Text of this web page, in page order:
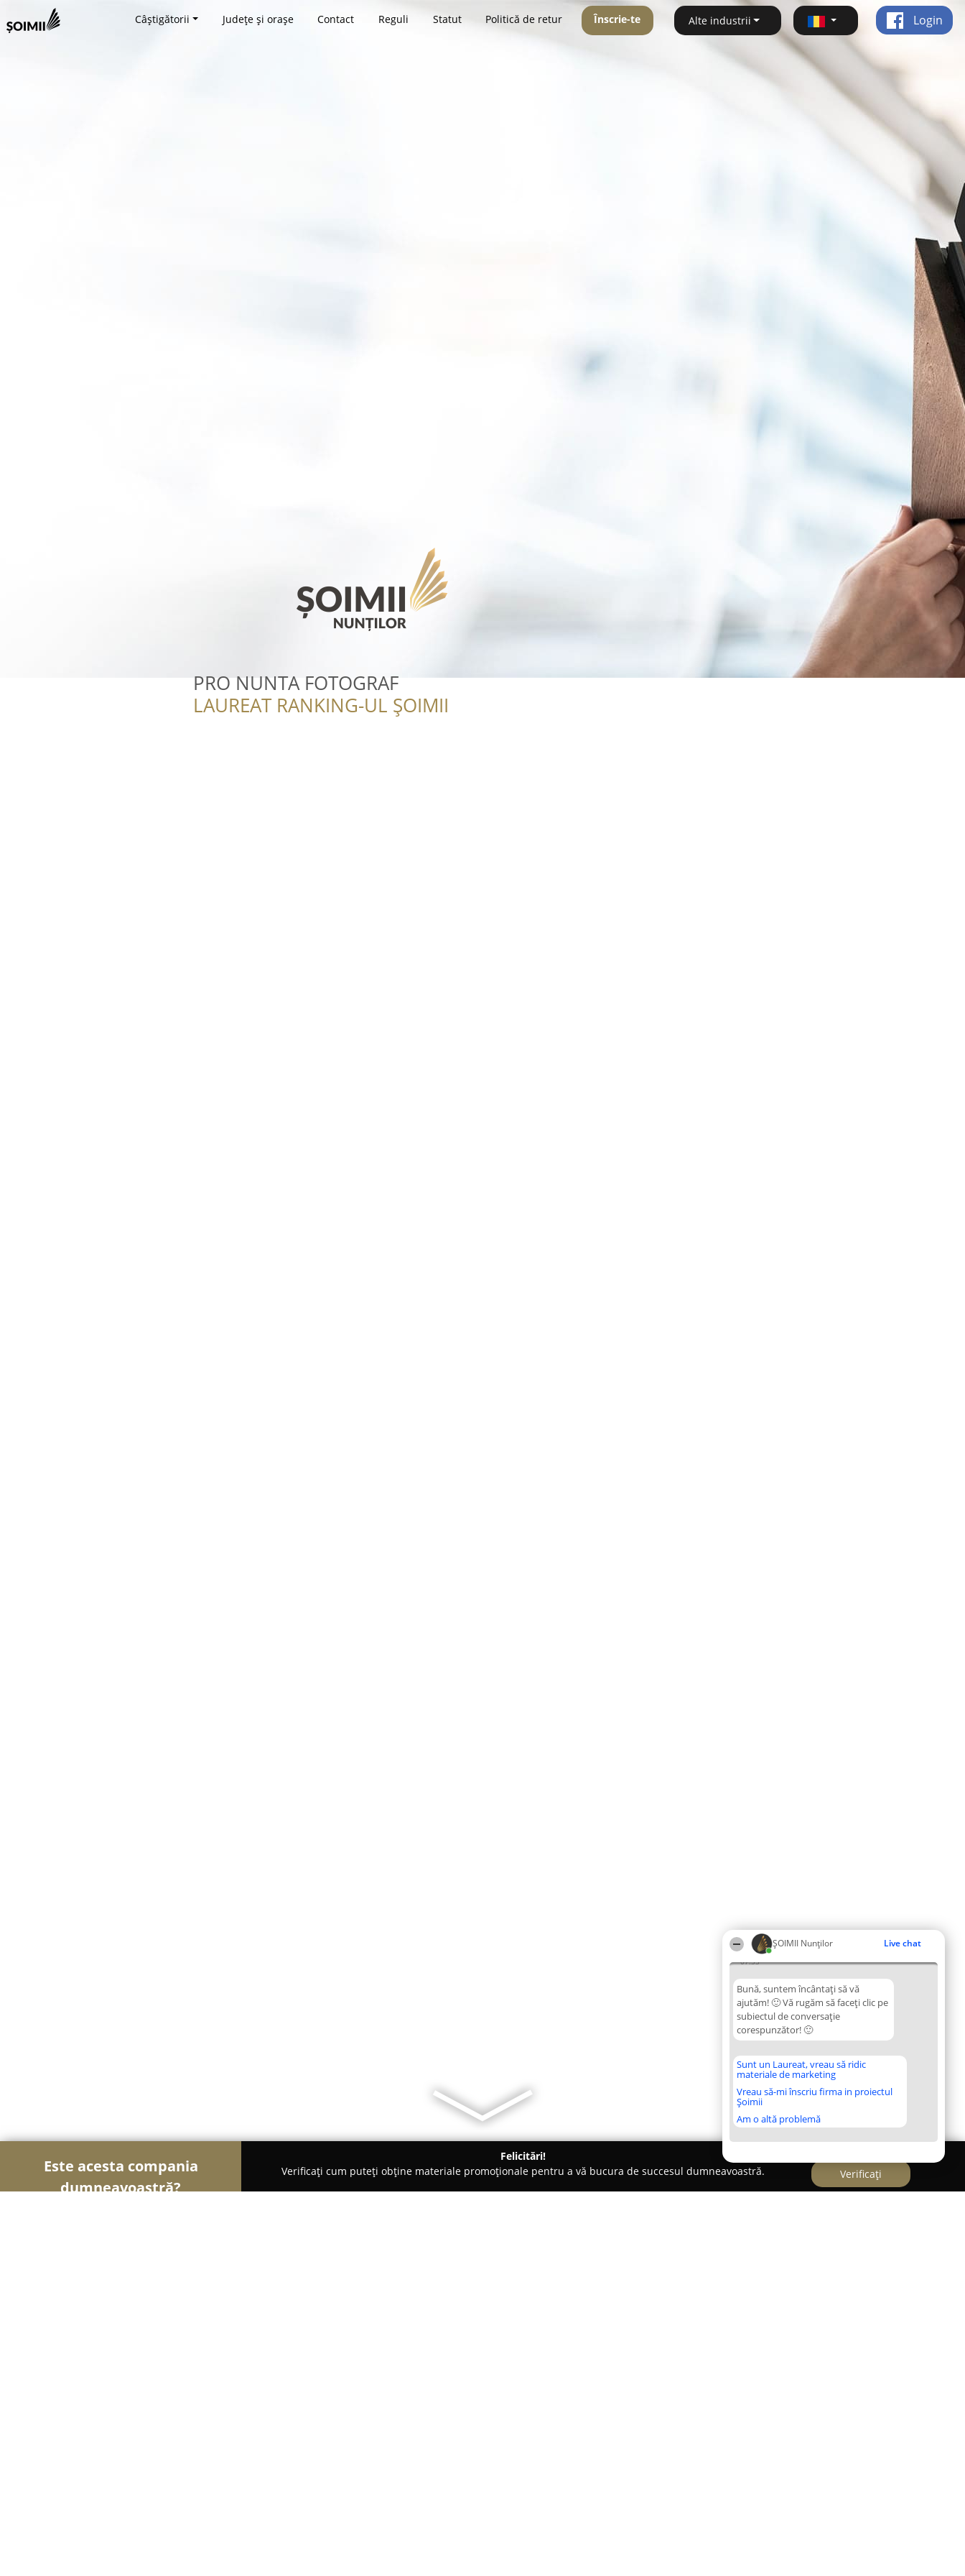
ȘOIMII Nunților Live chat
07:33
Bună, suntem încântați să vă
ajutăm! 🙂 Vă rugăm să faceți clic pe
subiectul de conversație
corespunzător! 🙂
Sunt un Laureat, vreau să ridic
materiale de marketing
Vreau să-mi înscriu firma in proiectul
Șoimii
Am o altă problemă
Câștigătorii Județe și orașe Contact Reguli Statut Politică de retur Înscrie-te Alte industrii Login
PRO NUNTA FOTOGRAF
LAUREAT RANKING-UL ȘOIMII
Este acesta compania
dumneavoastră?
Felicitări!
Verificați cum puteți obține materiale promoționale pentru a vă bucura de succesul dumneavoastră.
Verificați